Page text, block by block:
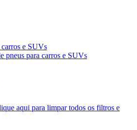
carros e SUVs
pneus para carros e SUVs
aqui para limpar todos os filtros e